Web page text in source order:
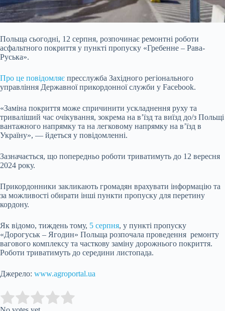
Польща сьогодні, 12 серпня, розпочинає ремонтні роботи
асфальтного покриття у пункті пропуску «Гребенне – Рава-
Руська».
Про це повідомляє пресслужба Західного регіонального
управління Державної прикордонної служби у Facebook.
«Заміна покриття може спричинити ускладнення руху та
триваліший час очікування, зокрема на в’їзд та виїзд до/з Польщі
вантажного напрямку та на легковому напрямку на в’їзд в
Україну», — йдеться у повідомленні.
Зазначається, що попередньо роботи триватимуть до 12 вересня
2024 року.
Прикордонники закликають громадян врахувати інформацію та
за можливості обирати інші пункти пропуску для перетину
кордону.
Як відомо, тиждень тому, 5 серпня, у пункті пропуску
«Дорогуськ – Ягодин» Польща розпочала проведення ремонту
вагового комплексу та часткову заміну дорожнього покриття.
Роботи триватимуть до середини листопада.
Джерело: www.agroportal.ua
Rate thisitem: